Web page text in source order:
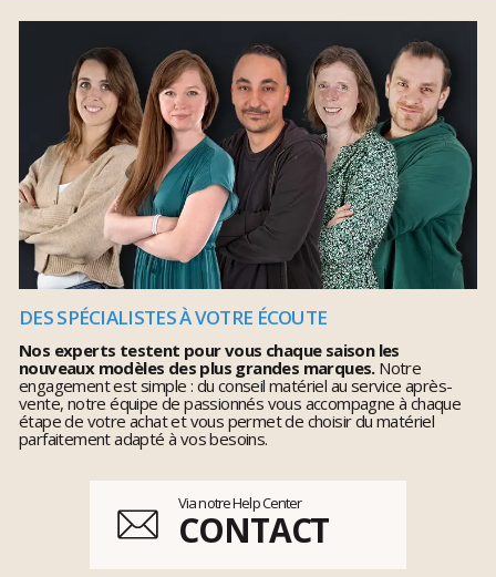
DES SPÉCIALISTES À VOTRE ÉCOUTE
Nos experts testent pour vous chaque saison les
nouveaux modèles des plus grandes marques.Notre
engagement est simple : du conseil matériel au service après-
vente, notre équipe de passionnés vous accompagne à chaque
étape de votre achat et vous permet de choisir du matériel
parfaitement adapté à vos besoins.
Via notre Help Center
CONTACT